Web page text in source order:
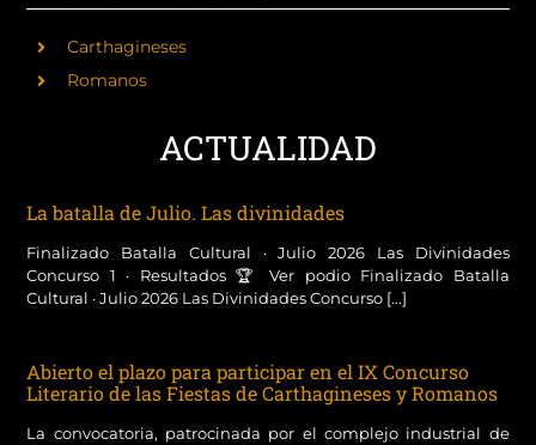
Carthagineses
Romanos
ACTUALIDAD
La batalla de Julio. Las divinidades
Finalizado Batalla Cultural · Julio 2026 Las Divinidades
Concurso 1 · Resultados 🏆 Ver podio Finalizado Batalla
Cultural · Julio 2026 Las Divinidades Concurso [...]
Abierto el plazo para participar en el IX Concurso
Literario de las Fiestas de Carthagineses y Romanos
La convocatoria, patrocinada por el complejo industrial de